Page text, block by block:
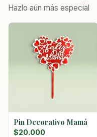
Hazlo aún más especial
Pin Decorativo Mamá
$20.000